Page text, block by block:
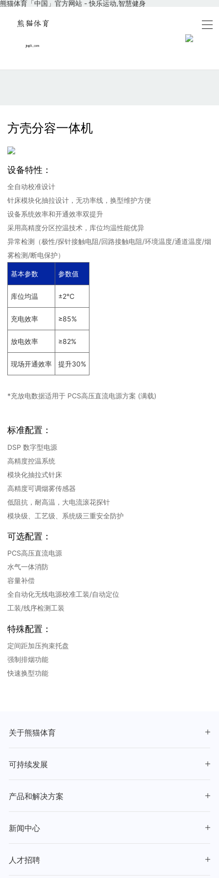
熊猫体育「中国」官方网站 - 快乐运动,智慧健身
方壳分容一体机
设备特性：
全自动校准设计
针床模块化抽拉设计，无功率线，换型维护方便
设备系统效率和开通效率双提升
采用高精度分区控温技术，库位均温性能优异
异常检测（极性/探针接触电阻/回路接触电阻/环境温度/通道温度/烟
雾检测/断电保护）
基本参数 参数值
库位均温 ±2℃
充电效率 ≥85%
放电效率 ≥82%
现场开通效率 提升30%
*充放电数据适用于 PCS高压直流电源方案 (满载)
标准配置：
DSP 数字型电源
高精度控温系统
模块化抽拉式针床
高精度可调烟雾传感器
低阻抗，耐高温，大电流滚花探针
模块级、工艺级、系统级三重安全防护
可选配置：
PCS高压直流电源
水气一体消防
容量补偿
全自动化无线电源校准工装/自动定位
工装/线序检测工装
特殊配置：
定间距加压拘束托盘
强制排烟功能
快速换型功能
关于熊猫体育
可持续发展
产品和解决方案
新闻中心
人才招聘